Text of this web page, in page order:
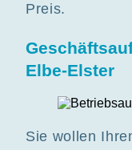
Preis.
Elbe-Elster
Sie wollen